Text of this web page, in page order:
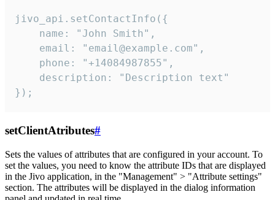
jivo_api.setContactInfo({
    name: "John Smith",
    email: "email@example.com",
    phone: "+14084987855",
    description: "Description text"
});
setClientAtributes#
Sets the values ​​of attributes that are configured in your account. To
set the values, you need to know the attribute IDs that are displayed
in the Jivo application, in the "Management" > "Attribute settings"
section. The attributes will be displayed in the dialog information